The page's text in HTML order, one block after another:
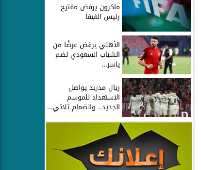
ماكرون يرفض مقترح
رئيس الفيفا
الأهلي يرفض عرضًا من
الشباب السعودي لضم
ياسر...
ريال مدريد يواصل
الاستعداد للموسم
الجديد.. وانضمام ثلاثي...